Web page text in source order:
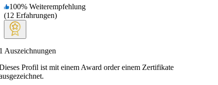
100% Weiterempfehlung
(12 Erfahrungen)
Auszeichnungen
Profil ist mit einem Award order einem Zertifikate